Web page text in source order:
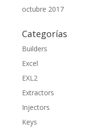
octubre 2017
Categorías
Builders
Excel
EXL2
Extractors
Injectors
Keys